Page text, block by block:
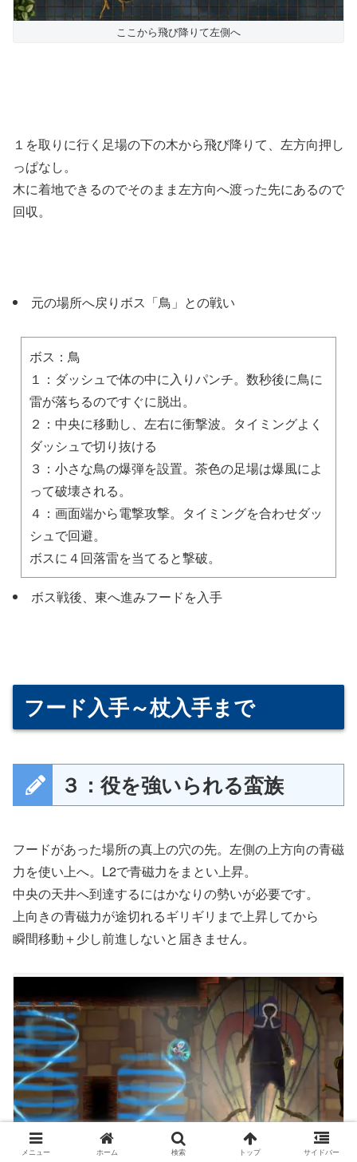
ここから飛び降りて左側へ
１を取りに行く足場の下の木から飛び降りて、左方向押し
っぱなし。
木に着地できるのでそのまま左方向へ渡った先にあるので
回収。
元の場所へ戻りボス「鳥」との戦い
ボス：鳥
１：ダッシュで体の中に入りパンチ。数秒後に鳥に
雷が落ちるのですぐに脱出。
２：中央に移動し、左右に衝撃波。タイミングよく
ダッシュで切り抜ける
３：小さな鳥の爆弾を設置。茶色の足場は爆風によ
って破壊される。
４：画面端から電撃攻撃。タイミングを合わせダッ
シュで回避。
ボスに４回落雷を当てると撃破。
ボス戦後、東へ進みフードを入手
フード入手～杖入手まで
３：役を強いられる蛮族
フードがあった場所の真上の穴の先。左側の上方向の青磁
力を使い上へ。L2で青磁力をまとい上昇。
中央の天井へ到達するにはかなりの勢いが必要です。
上向きの青磁力が途切れるギリギリまで上昇してから
瞬間移動＋少し前進しないと届きません。
メニュー ホーム 検索 トップ サイドバー